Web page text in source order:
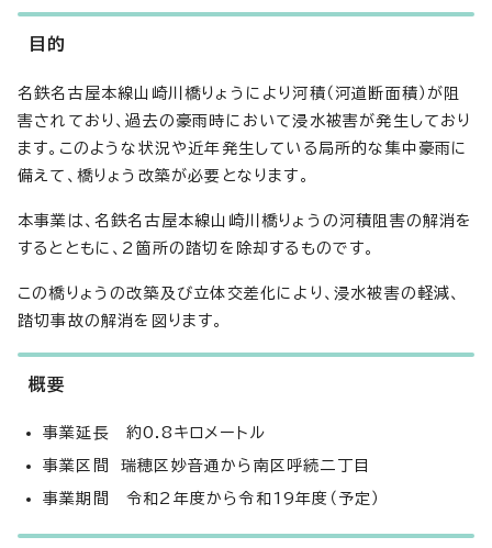
目的
名鉄名古屋本線山崎川橋りょうにより河積（河道断面積）が阻
害されており、過去の豪雨時において浸水被害が発生しており
ます。このような状況や近年発生している局所的な集中豪雨に
備えて、橋りょう改築が必要となります。
本事業は、名鉄名古屋本線山崎川橋りょうの河積阻害の解消を
するとともに、2箇所の踏切を除却するものです。
この橋りょうの改築及び立体交差化により、浸水被害の軽減、
踏切事故の解消を図ります。
概要
事業延長 約0.8キロメートル
事業区間 瑞穂区妙音通から南区呼続二丁目
事業期間 令和2年度から令和19年度（予定）